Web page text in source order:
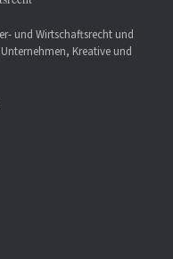
und Wirtschaftsrecht und
Kreative und